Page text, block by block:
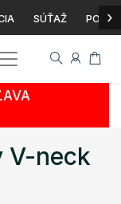
SÚŤAŽ ›
V-neck